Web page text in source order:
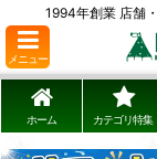
1994年創業 店舗
メニュー
ホーム カテゴリ特集